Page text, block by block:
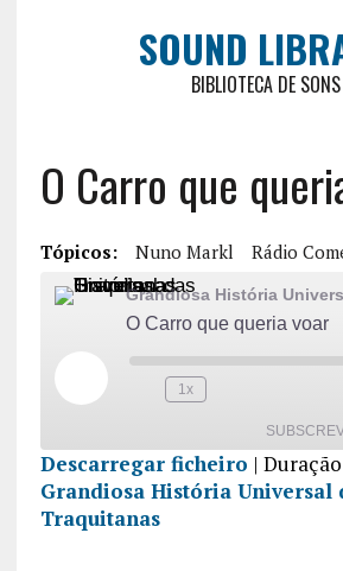
SOUND
BIBLIOTECA DE SONS
O Carro que
Tópicos: Nuno Markl Rádio
Grandiosa História
O Carro que queria voar
1x
FEED RSS
PARTILHA
Descarregar ficheiro |
Grandiosa História Universal
Traquitanas